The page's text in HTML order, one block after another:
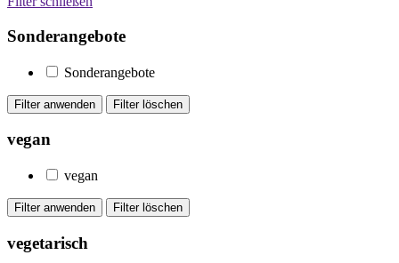
Sonderangebote
Sonderangebote
vegan
vegan
vegetarisch